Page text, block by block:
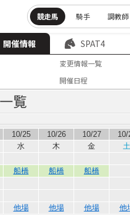
競走馬 騎手 調教師
開催情報 SPAT4
変更情報一覧
開催日程
10/25 10/26 10/27
10/
水 木 金 土
船橋 船橋 船橋
他場 他場 他場 他